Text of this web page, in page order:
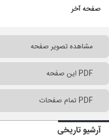
صفحه آخر
مشاهده تصویر صفحه
PDF این صفحه
PDF تمام صفحات
آرشیو تاریخی